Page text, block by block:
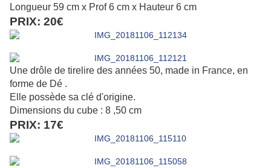
Longueur 59 cm x Prof 6 cm x Hauteur 6 cm
PRIX: 20€
Une drôle de tirelire des années 50, made in France, en
forme de Dé .
Elle possède sa clé d'origine.
Dimensions du cube : 8 ,50 cm
PRIX: 17€